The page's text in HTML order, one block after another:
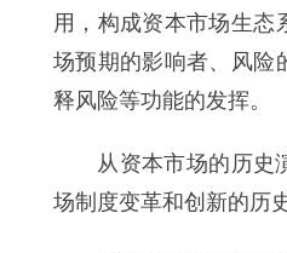
用，构成资本市场生态
场预期的影响者、风险
释风险等功能的发挥。
从资本市场的历史演
场制度变革和创新的历